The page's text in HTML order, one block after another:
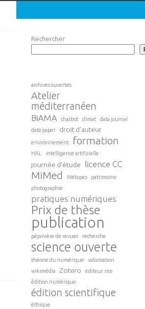
Rechercher
archives ouvertes
Atelier
méditerranéen
BiAMA chatbot climat
data journal
data paper
droit d'auteur
environnement formation
HAL intelligence artificielle
journée d'étude licence CC
MiMed Métopes
patrimoine
photographie
pratiques numériques
Prix de thèse
publication
pépinière de revues recherche
science ouverte
théorie du numérique
valorisation
wikimédia
Zotero
éditeur·rice
édition numérique
édition scientifique
éthique